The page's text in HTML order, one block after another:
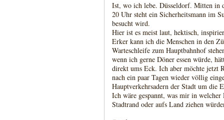
Ist, wo ich lebe. Düsseldorf. Mitten in
20 Uhr steht ein Sicherheitsmann im
besucht wird.
Hier ist es meist laut, hektisch,
Erker kann ich die Menschen in den
Warteschleife zum Hauptbahnhof
wenn ich gerne Döner essen würde,
direkt ums Eck. Ich aber möchte jetzt
nach ein paar Tagen wieder völlig
Hauptverkehrsadern der Stadt um die
Ich wäre gespannt, was mir in
Stadtrand oder aufs Land ziehen